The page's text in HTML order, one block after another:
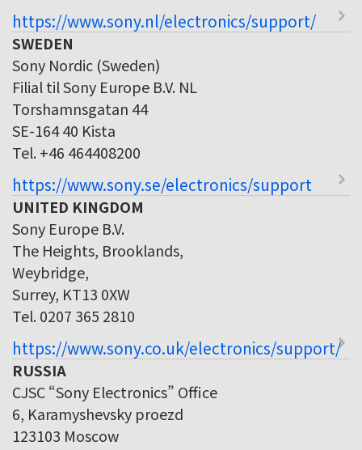
https://www.sony.nl/electronics/support/
SWEDEN
Sony Nordic (Sweden)
Filial til Sony Europe B.V. NL
Torshamnsgatan 44
SE-164 40 Kista
Tel. +46 464408200
https://www.sony.se/electronics/support
UNITED KINGDOM
Sony Europe B.V.
The Heights, Brooklands,
Weybridge,
Surrey, KT13 0XW
Tel. 0207 365 2810
https://www.sony.co.uk/electronics/support/
RUSSIA
CJSC “Sony Electronics” Office
6, Karamyshevsky proezd
123103 Moscow